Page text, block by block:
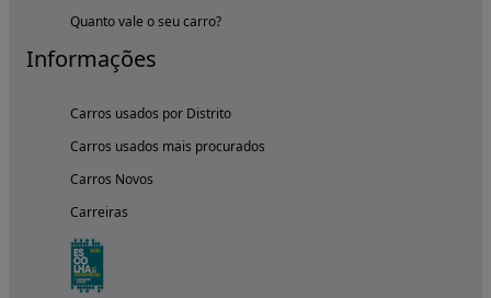
Quanto vale o seu carro?
Informações
Carros usados por Distrito
Carros usados mais procurados
Carros Novos
Carreiras